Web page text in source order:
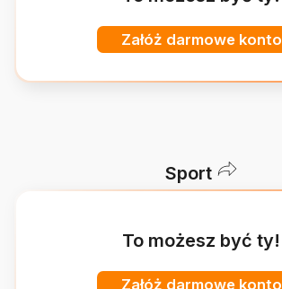
Załóż darmowe konto
Sport
To możesz być ty!
Załóż darmowe konto